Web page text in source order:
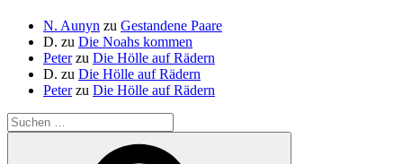
N. Aunyn zu Gestandene Paare
D. zu Die Noahs kommen
Peterzu Die Hölle auf Rädern
D. zu Die Hölle auf Rädern
Peterzu Die Hölle auf Rädern
Suche
nach: